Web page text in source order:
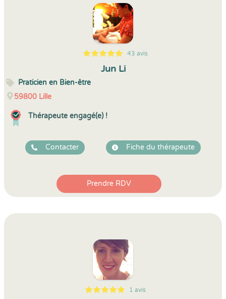
5
1
5
43 43 avis
Jun Li
Praticien en Bien-être
59800 Lille
Thérapeute engagé(e) !
Contacter Fiche du thérapeute
Prendre RDV
5
1
5
1 1 avis